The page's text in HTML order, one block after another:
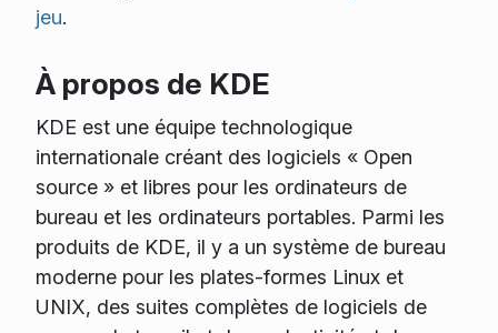
jeu.
À propos de KDE
KDE est une équipe technologique
internationale créant des logiciels « Open
source » et libres pour les ordinateurs de
bureau et les ordinateurs portables. Parmi les
produits de KDE, il y a un système de bureau
moderne pour les plates-formes Linux et
UNIX, des suites complètes de logiciels de